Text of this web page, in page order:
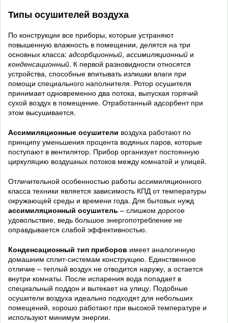
Типы осушителей воздуха
По конструкции все приборы, которые устраняют
повышенную влажность в помещении, делятся на три
основных класса: адсорбционный, ассимиляционный и
конденсационный. К первой разновидности относятся
устройства, способные впитывать излишки влаги при
помощи специального наполнителя. Ротор осушителя
принимает одновременно два потока, выпуская горячий
сухой воздух в помещение. Отработанный адсорбент при
этом высушивается.
Ассимиляционные осушители воздуха работают по
принципу уменьшения процента водяных паров, которые
поступают в вентилятор. Прибор организует постоянную
циркуляцию воздушных потоков между комнатой и улицей.
Отличительной особенностью работы ассимиляционного
класса техники является зависимость КПД от температуры
окружающей среды и времени года. Для бытовых нужд
ассимиляционный осушитель – слишком дорогое
удовольствие, ведь большое энергопотребление не
оправдывается слабой эффективностью.
Конденсационный тип приборов имеет аналогичную
домашним сплит-системам конструкцию. Единственное
отличие – теплый воздух не отводится наружу, а остается
внутри комнаты. После испарения вода попадает в
специальный поддон и вытекает на улицу. Подобные
осушители воздуха идеально подходят для небольших
помещений, хорошо работают при высокой температуре и
используют минимум энергии.